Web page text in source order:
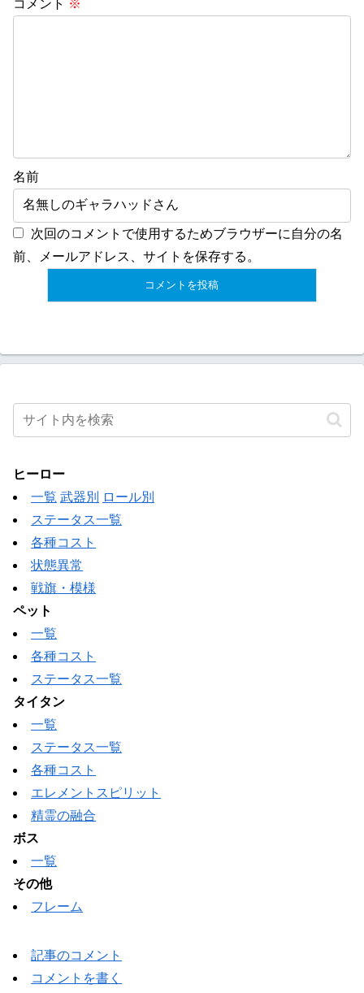
コメント ※
名前
次回のコメントで使用するためブラウザーに自分の名
前、メールアドレス、サイトを保存する。
ヒーロー
一覧 武器別
ロール別
ステータス一覧
各種コスト
状態異常
戦旗・模様
ペット
一覧
各種コスト
ステータス一覧
タイタン
一覧
ステータス一覧
各種コスト
エレメントスピリット
精霊の融合
ボス
一覧
その他
フレーム
記事のコメント
コメントを書く